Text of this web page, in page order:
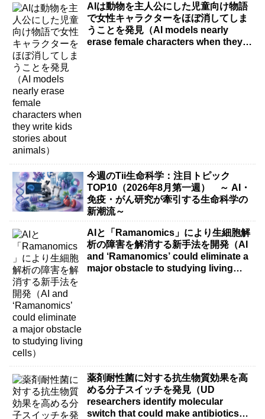
AIは動物を主人公にした児童向け物語
で女性キャラクターをほぼ消してしま
うことを発見（AI models nearly
erase female characters when they
今週のTii生命科学：注目トピック
TOP10（2026年8月第一週） ～ AI・
免疫・がん研究が牽引する生命科学の
新潮流～
AIと「Ramanomics」により生細胞解
析の障害を解消する新手法を開発（AI
and ‘Ramanomics’ could eliminate a
major obstacle to studying living
薬剤耐性菌に対する抗生物質効果を高
める分子スイッチを発見（UD
researchers identify molecular
switch that could make antibiotics